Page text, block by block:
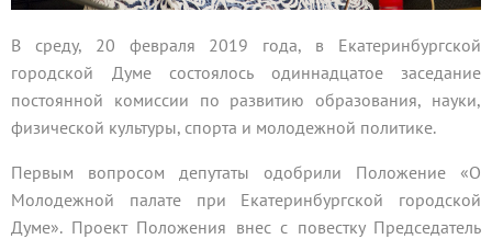
В среду, 20 февраля 2019 года, в Екатеринбургской
городской Думе состоялось одиннадцатое заседание
постоянной комиссии по развитию образования, науки,
физической культуры, спорта и молодежной политике.
Первым вопросом депутаты одобрили Положение «О
Молодежной палате при Екатеринбургской городской
Думе». Проект Положения внес с повестку Председатель